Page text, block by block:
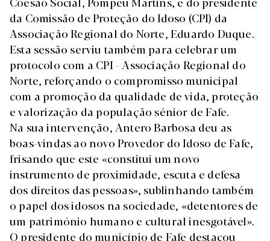
da Comissão de Proteção do Idoso (CPI) da
Associação Regional do Norte, Eduardo Duque.
Esta sessão serviu também para celebrar um
protocolo com a CPI - Associação Regional do
Norte, reforçando o compromisso municipal
com a promoção da qualidade de vida, proteção
e valorização da população sénior de Fafe.
Na sua intervenção, Antero Barbosa deu as
boas-vindas ao novo Provedor do Idoso de Fafe,
frisando que este «constitui um novo
instrumento de proximidade, escuta e defesa
dos direitos das pessoas», sublinhando também
o papel dos idosos na sociedade, «detentores de
um património humano e cultural inesgotável».
O presidente do município de Fafe destacou